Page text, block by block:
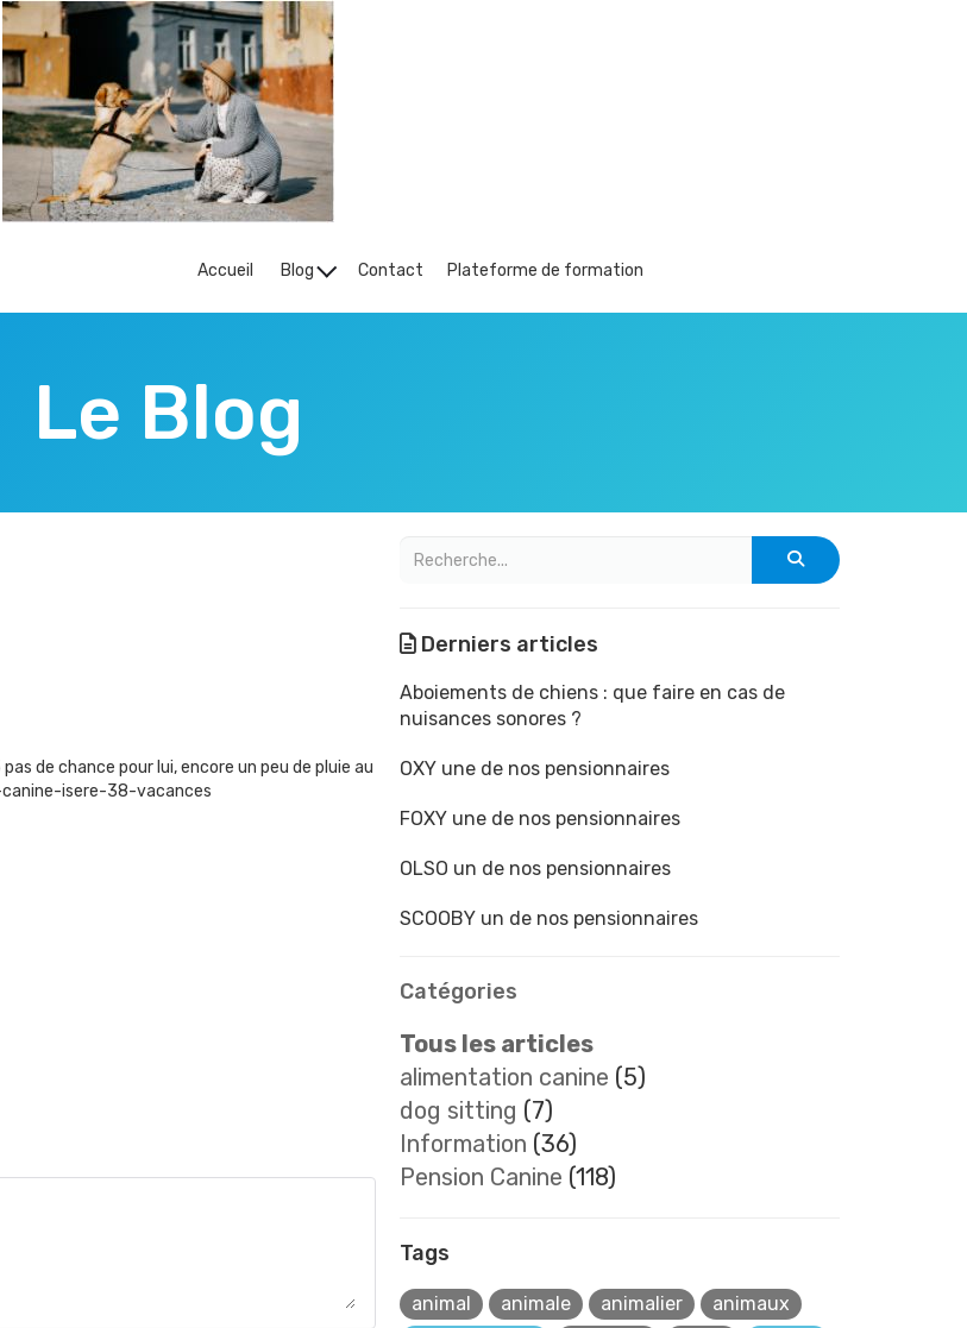
Accueil Blog Contact Plateforme de formation
Le Blog
de chance pour lui, encore un peu de pluie au
isere-38-vacances
Derniers articles
Aboiements de chiens : que faire en cas de
nuisances sonores ?
OXY une de nos pensionnaires
FOXY une de nos pensionnaires
OLSO un de nos pensionnaires
SCOOBY un de nos pensionnaires
Catégories
Tous les articles
alimentation canine (5)
dog sitting (7)
Information (36)
Pension Canine (118)
Tags
animal animale animalier
animaux